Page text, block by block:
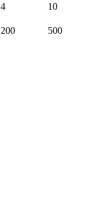
4 10
200
500